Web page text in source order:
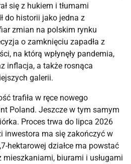
się z hukiem i tłumami
do historii jako jedna z
zmian na polskim rynku
o zamknięciu zapadła z
na którą wpłynęły pandemia,
inflacja, a także rosnąca
galerii.
trafiła w ręce nowego
Poland. Jeszcze w tym samym
Proces trwa do lipca 2026
inwestora ma się zakończyć w
hektarowej działce ma powstać
mieszkaniami, biurami i usługami